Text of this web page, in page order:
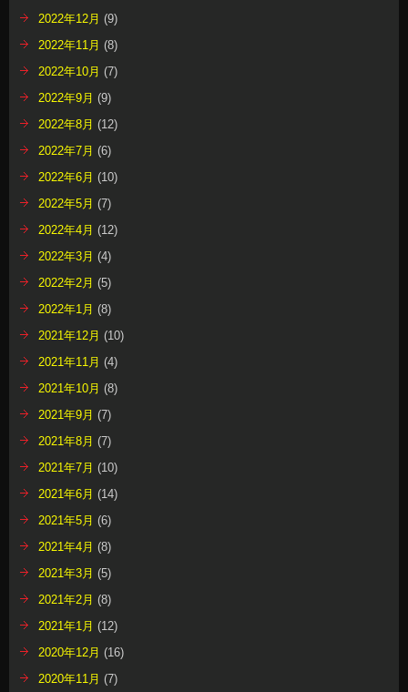
2022年12月 (9)
2022年11月 (8)
2022年10月 (7)
2022年9月 (9)
2022年8月 (12)
2022年7月 (6)
2022年6月 (10)
2022年5月 (7)
2022年4月 (12)
2022年3月 (4)
2022年2月 (5)
2022年1月 (8)
2021年12月 (10)
2021年11月 (4)
2021年10月 (8)
2021年9月 (7)
2021年8月 (7)
2021年7月 (10)
2021年6月 (14)
2021年5月 (6)
2021年4月 (8)
2021年3月 (5)
2021年2月 (8)
2021年1月 (12)
2020年12月 (16)
2020年11月 (7)